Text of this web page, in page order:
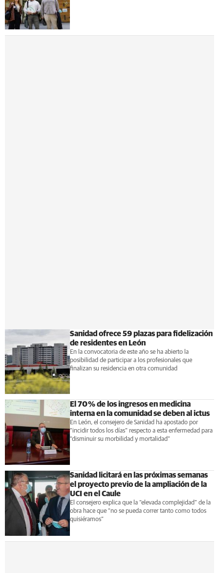
Sanidad ofrece 59 plazas para fidelización
de residentes en León
En la convocatoria de este año se ha abierto la
posibilidad de participar a los profesionales que
finalizan su residencia en otra comunidad
El 70 % de los ingresos en medicina
interna en la comunidad se deben al ictus
En León, el consejero de Sanidad ha apostado por
“incidir todos los días” respecto a esta enfermedad para
“disminuir su morbilidad y mortalidad”
Sanidad licitará en las próximas semanas
el proyecto previo de la ampliación de la
UCI en el Caule
El consejero explica que la “elevada complejidad” de la
obra hace que “no se pueda correr tanto como todos
quisiéramos”